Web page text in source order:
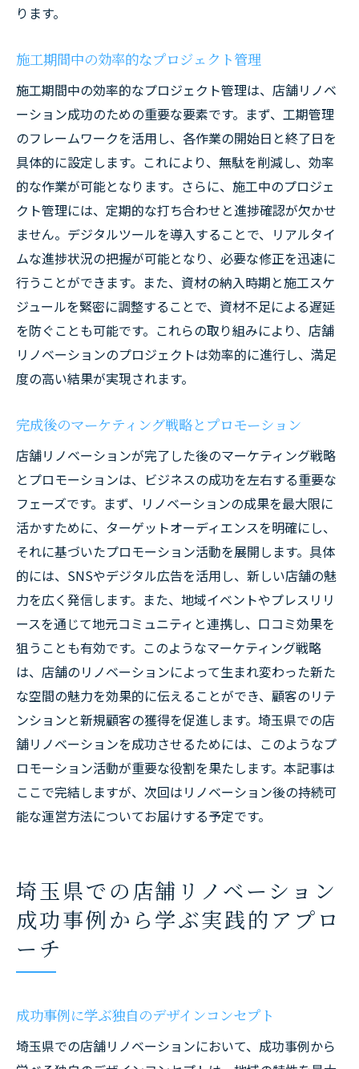
ります。
施工期間中の効率的なプロジェクト管理
施工期間中の効率的なプロジェクト管理は、店舗リノベ
ーション成功のための重要な要素です。まず、工期管理
のフレームワークを活用し、各作業の開始日と終了日を
具体的に設定します。これにより、無駄を削減し、効率
的な作業が可能となります。さらに、施工中のプロジェ
クト管理には、定期的な打ち合わせと進捗確認が欠かせ
ません。デジタルツールを導入することで、リアルタイ
ムな進捗状況の把握が可能となり、必要な修正を迅速に
行うことができます。また、資材の納入時期と施工スケ
ジュールを緊密に調整することで、資材不足による遅延
を防ぐことも可能です。これらの取り組みにより、店舗
リノベーションのプロジェクトは効率的に進行し、満足
度の高い結果が実現されます。
完成後のマーケティング戦略とプロモーション
店舗リノベーションが完了した後のマーケティング戦略
とプロモーションは、ビジネスの成功を左右する重要な
フェーズです。まず、リノベーションの成果を最大限に
活かすために、ターゲットオーディエンスを明確にし、
それに基づいたプロモーション活動を展開します。具体
的には、SNSやデジタル広告を活用し、新しい店舗の魅
力を広く発信します。また、地域イベントやプレスリリ
ースを通じて地元コミュニティと連携し、口コミ効果を
狙うことも有効です。このようなマーケティング戦略
は、店舗のリノベーションによって生まれ変わった新た
な空間の魅力を効果的に伝えることができ、顧客のリテ
ンションと新規顧客の獲得を促進します。埼玉県での店
舗リノベーションを成功させるためには、このようなプ
ロモーション活動が重要な役割を果たします。本記事は
ここで完結しますが、次回はリノベーション後の持続可
能な運営方法についてお届けする予定です。
埼玉県での店舗リノベーション
成功事例から学ぶ実践的アプロ
ーチ
成功事例に学ぶ独自のデザインコンセプト
埼玉県での店舗リノベーションにおいて、成功事例から